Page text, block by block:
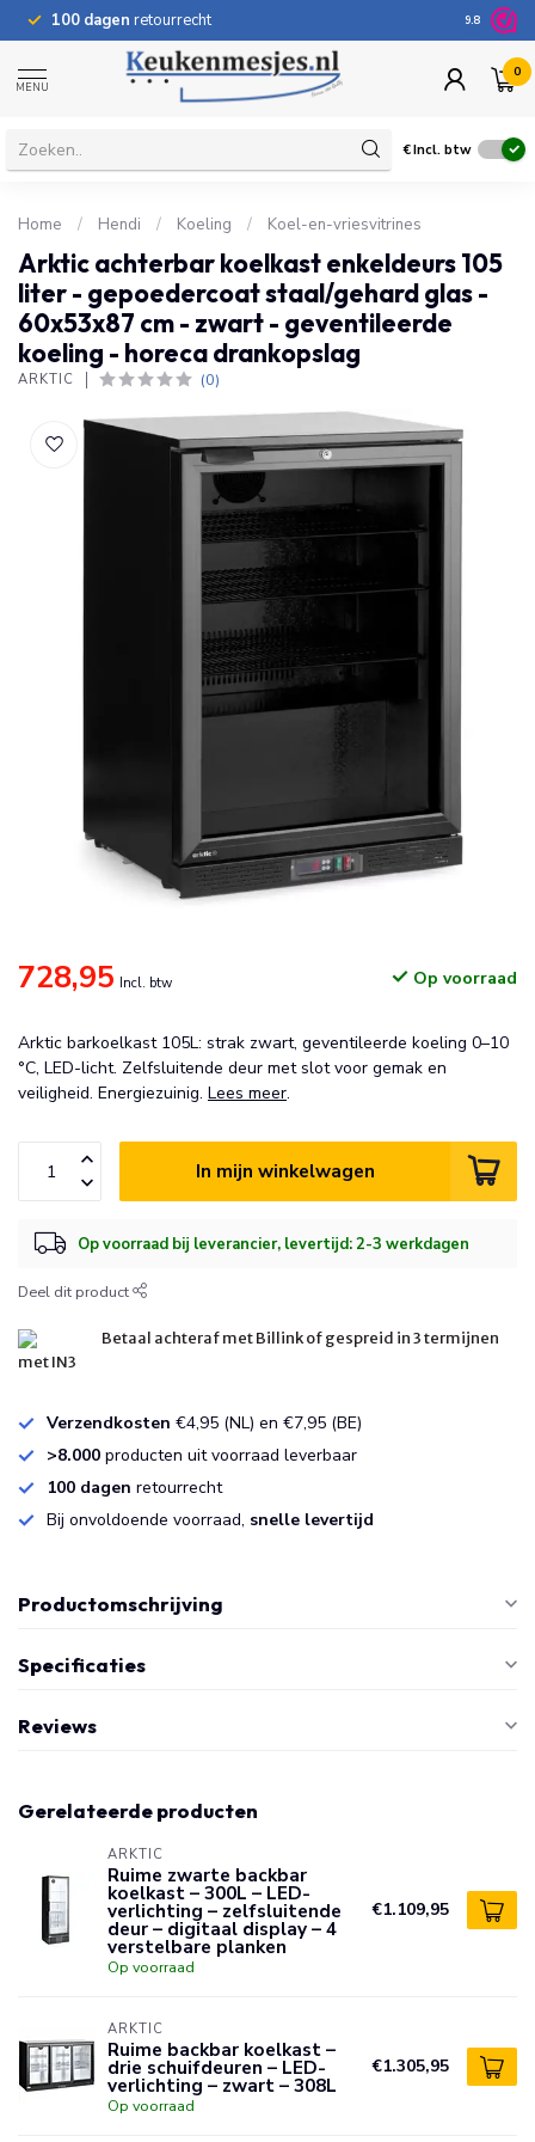
100 dagen retourrecht Bij
9.8
MENU
0
€Incl. btw
Home / Hendi / Koeling / Koel-en-vriesvitrines
Arktic achterbar koelkast enkeldeurs 105
liter - gepoedercoat staal/gehard glas -
60x53x87 cm - zwart - geventileerde
koeling - horeca drankopslag
ARKTIC (0)
728,95 Incl. btw Op voorraad
Arktic barkoelkast 105L: strak zwart, geventileerde koeling 0–10
°C, LED-licht. Zelfsluitende deur met slot voor gemak en
veiligheid. Energiezuinig. Lees meer.
In mijn winkelwagen
Op voorraad bij leverancier, levertijd: 2-3 werkdagen
Deel dit product
Betaal achteraf met Billink of gespreid in 3 termijnen
met IN3
Verzendkosten €4,95 (NL) en €7,95 (BE)
>8.000 producten uit voorraad leverbaar
100 dagen retourrecht
Bij onvoldoende voorraad, snelle levertijd
Productomschrijving
Specificaties
Reviews
Gerelateerde producten
ARKTIC
Ruime zwarte backbar
koelkast – 300L – LED-
verlichting – zelfsluitende
deur – digitaal display – 4
verstelbare planken
Op voorraad
€1.109,95
ARKTIC
Ruime backbar koelkast –
drie schuifdeuren – LED-
verlichting – zwart – 308L
Op voorraad
€1.305,95